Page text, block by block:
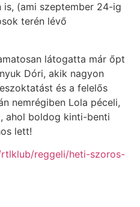
is, (ami szeptember 24-ig
terén lévő
látogatta már őpt
Dóri, akik nagyon
és a felelős
nemrégiben Lola péceli,
ahol boldog kinti-benti
lett!
reggeli/heti-szoros-